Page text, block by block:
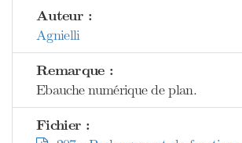
Auteur :
Agnielli
Remarque :
Ebauche numérique de plan.
Fichier :